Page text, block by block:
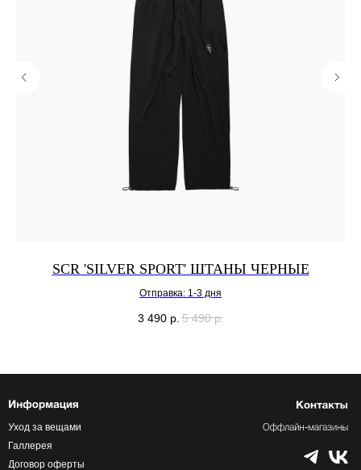
SCR 'SILVER SPORT' ШТАНЫ ЧЕРНЫЕ
Отправка: 1-3 дня
3 490 р. 5 490 р.
Договор оферты
Галлерея
Уход за вещами